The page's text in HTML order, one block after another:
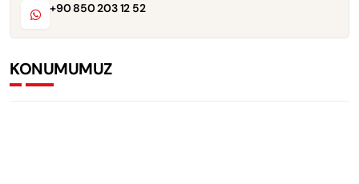
+90 850 203 12 52
KONUMUMUZ